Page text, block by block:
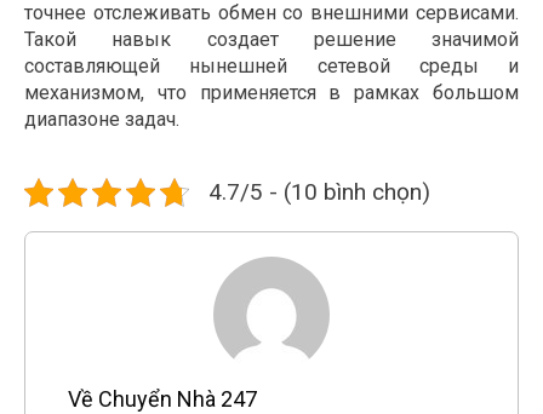
точнее отслеживать обмен со внешними сервисами.
Такой навык создает решение значимой
составляющей нынешней сетевой среды и
механизмом, что применяется в рамках большом
диапазоне задач.
4.7/5 - (10 bình chọn)
Về Chuyển Nhà 247